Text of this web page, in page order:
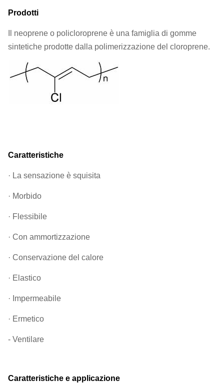
Prodotti
Il neoprene o policloroprene è una famiglia di gomme
sintetiche prodotte dalla polimerizzazione del cloroprene.
Caratteristiche
· La sensazione è squisita
· Morbido
· Flessibile
· Con ammortizzazione
· Conservazione del calore
· Elastico
· Impermeabile
· Ermetico
- Ventilare
Caratteristiche e applicazione